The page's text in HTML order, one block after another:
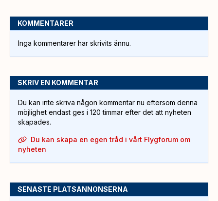
KOMMENTARER
Inga kommentarer har skrivits ännu.
SKRIV EN KOMMENTAR
Du kan inte skriva någon kommentar nu eftersom denna
möjlighet endast ges i 120 timmar efter det att nyheten
skapades.
Du kan skapa en egen tråd i vårt Flygforum om
nyheten
SENASTE PLATSANNONSERNA